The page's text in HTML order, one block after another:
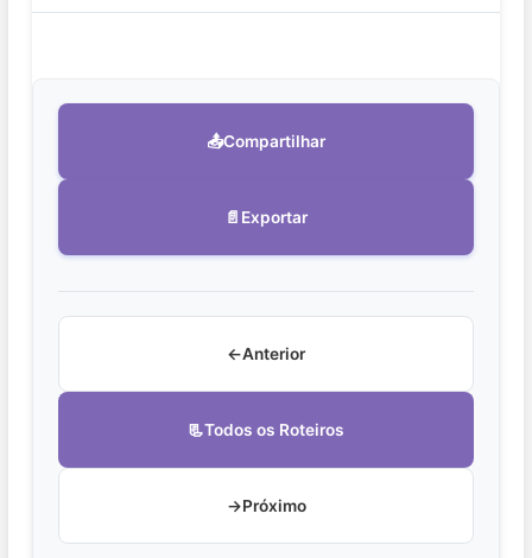
📤Compartilhar
📄 Exportar
←Anterior
📃Todos os Roteiros
→Próximo